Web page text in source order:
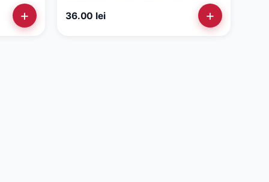
+
murați(25gr), ceapă(15gr), salată verde, sos
picant (50gr)
36.00 lei +